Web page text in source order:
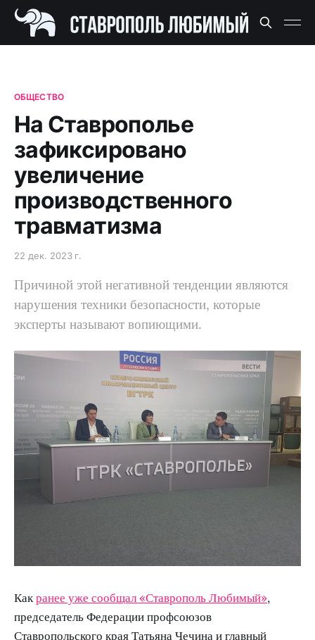
ОБЩЕСТВО
На Ставрополье
зафиксировано
увеличение
производственного
травматизма
22 дек. 2023 г.
Причиной этой негативной тенденции являются
нарушения техники безопасности, которые
эксперты называют вопиющими.
Какранее уже сообщал «Ставрополь Любимый»,
председатель Федерации профсоюзов
Ставропольского края Татьяна Чечина и главный